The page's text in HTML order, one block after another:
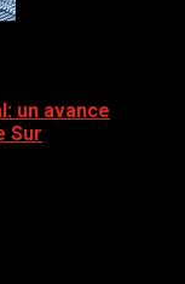
un avance
Sur